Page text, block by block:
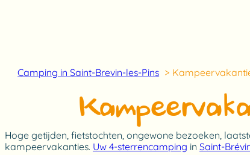
Camping in Saint-Brevin-les-Pins
Hoge getijden, fietstochten, ongewone bezoeken,
kampeervakanties. Uw 4-sterrencamping in Saint-